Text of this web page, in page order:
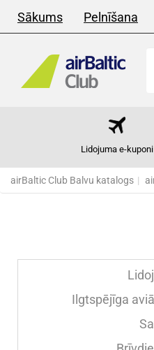
Sākums Pelnīšana
Lidojuma e-kuponi
airBaltic Club Balvu katalogs
Ilgtspējīga